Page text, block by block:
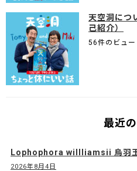
天空洞につ
己紹介）
56件のビュー
最近
Lophophora willliamsii 烏羽
2026年8月4日